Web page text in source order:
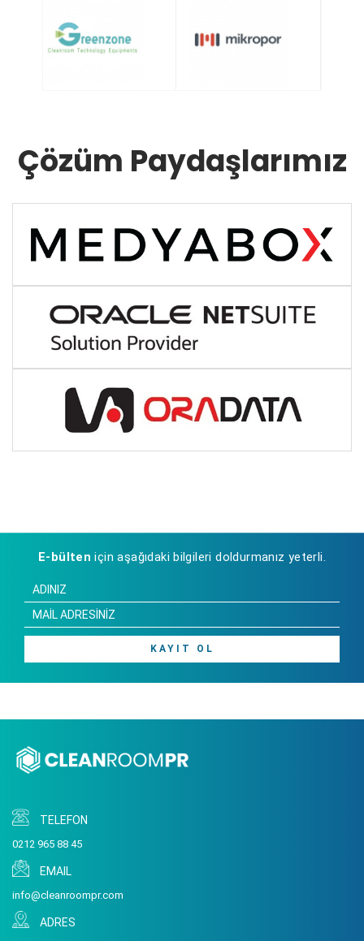
Çözüm Paydaşlarımız
E-bülten için aşağıdaki bilgileri doldurmanız yeterli.
KAYIT OL
TELEFON
0212 965 88 45
EMAIL
info@cleanroompr.com
ADRES